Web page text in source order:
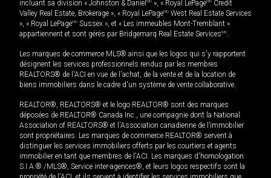
incluant sa division « Johnston & Daniel MD », « Royal LePageMD Credit
Valley Real Estate, Brokerage », « Royal LePageMD West Real Estate Services
», « Royal LePageMD Sussex », et « Les immeubles Mont-Tremblant »
appartiennent et sont gérés par Bridgemarq Real Estate ServicesMD.
Les marques de commerce MLS® ainsi que les logos qui s'y rapportent
désignent les services professionnels rendus par les membres
REALTORS® de l'ACI en vue de l'achat, de la vente et de la location de
biens immobiliers dans le cadre d'un système de vente collaborative.
REALTOR®, REALTORS® et le logo REALTOR® sont des marques
déposées de REALTOR® Canada Inc., une compagnie dont la National
Association of REALTORS® et l'Association canadienne de l’immobilier
sont propriétaires. Les marques de commerce REALTOR® servent à
distinguer les services immobiliers offerts par les courtiers et agents
immobilier en tant que membres de l'ACI. Les marques d'homologation
S.I.A.® /MLS®, Service inter-agences®, et leurs logos respectifs sont la